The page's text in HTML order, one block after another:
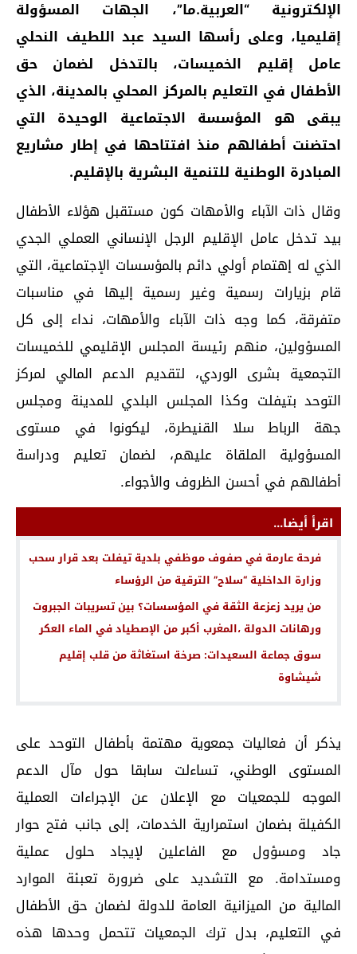
الإلكترونية “العربية.ما”، الجهات المسؤولة
إقليميا، وعلى رأسها السيد عبد اللطيف النحلي
عامل إقليم الخميسات، بالتدخل لضمان حق
الأطفال في التعليم بالمركز المحلي بالمدينة، الذي
يبقى هو المؤسسة الاجتماعية الوحيدة التي
احتضنت أطفالهم منذ افتتاحها في إطار مشاريع
المبادرة الوطنية للتنمية البشرية بالإقليم.
وقال ذات الآباء والأمهات كون مستقبل هؤلاء الأطفال
بيد تدخل عامل الإقليم الرجل الإنساني العملي الجدي
الذي له إهتمام أولي دائم بالمؤسسات الإجتماعية، التي
قام بزيارات رسمية وغير رسمية إليها في مناسبات
متفرقة، كما وجه ذات الآباء والأمهات، نداء إلى كل
المسؤولين، منهم رئيسة المجلس الإقليمي للخميسات
التجمعية بشرى الوردي، لتقديم الدعم المالي لمركز
التوحد بتيفلت وكذا المجلس البلدي للمدينة ومجلس
جهة الرباط سلا القنيطرة، ليكونوا في مستوى
المسؤولية الملقاة عليهم، لضمان تعليم ودراسة
أطفالهم في أحسن الظروف والأجواء.
اقرأ أيضا...
فرحة عارمة في صفوف موظفي بلدية تيفلت بعد قرار سحب
وزارة الداخلية “سلاح” الترقية من الرؤساء
من يريد زعزعة الثقة في المؤسسات؟ بين تسريبات الجبروت
ورهانات الدولة ،المغرب أكبر من الإصطياد في الماء العكر
سوق جماعة السعيدات: صرخة استغاثة من قلب إقليم
شيشاوة
يذكر أن فعاليات جمعوية مهتمة بأطفال التوحد على
المستوى الوطني، تساءلت سابقا حول مآل الدعم
الموجه للجمعيات مع الإعلان عن الإجراءات العملية
الكفيلة بضمان استمرارية الخدمات، إلى جانب فتح حوار
جاد ومسؤول مع الفاعلين لإيجاد حلول عملية
ومستدامة. مع التشديد على ضرورة تعبئة الموارد
المالية من الميزانية العامة للدولة لضمان حق الأطفال
في التعليم، بدل ترك الجمعيات تتحمل وحدها هذه